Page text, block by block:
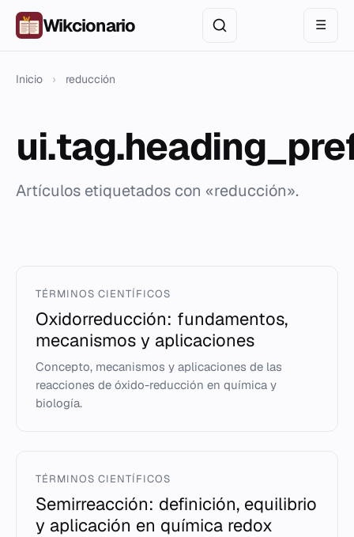
Wikcionario ☰
Inicio › reducción
Artículos etiquetados con «reducción».
TÉRMINOS CIENTÍFICOS
Oxidorreducción: fundamentos,
mecanismos y aplicaciones
Concepto, mecanismos y aplicaciones de las
reacciones de óxido-reducción en química y
biología.
TÉRMINOS CIENTÍFICOS
Semirreacción: definición, equilibrio
y aplicación en química redox